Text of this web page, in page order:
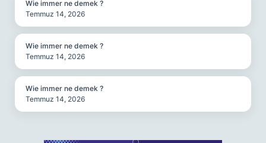
Wie immer ne demek ?
Temmuz 14, 2026
Wie immer ne demek ?
Temmuz 14, 2026
Wie immer ne demek ?
Temmuz 14, 2026